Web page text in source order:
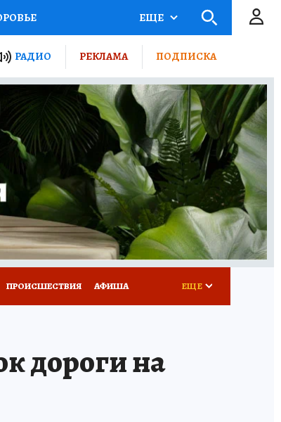
ПУТЕВОДИТЕЛЬ
ТУРИЗМ
ВСЕ О КП
ЕЩЕ
РАДИО РЕКЛАМА ПОДПИСКА
ПРОИСШЕСТВИЯ АФИША ЕЩЕ
дороги на